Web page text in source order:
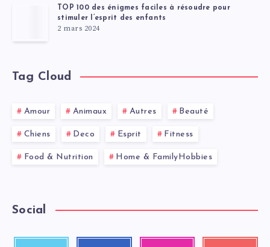
TOP 100 des énigmes faciles à résoudre pour
stimuler l’esprit des enfants
2 mars 2024
Tag Cloud
Amour Animaux Autres Beauté
Chiens Deco Esprit Fitness
Food & Nutrition Home & FamilyHobbies
Social